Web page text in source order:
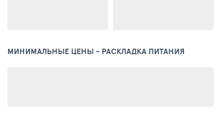
МИНИМАЛЬНЫЕ ЦЕНЫ - РАСКЛАДКА ПИТАНИЯ